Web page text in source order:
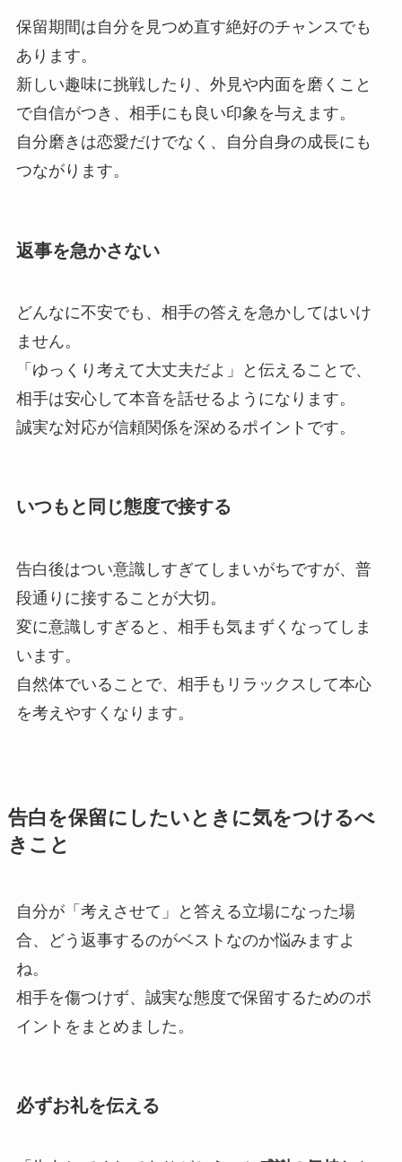
保留期間は自分を見つめ直す絶好のチャンスでも
あります。
新しい趣味に挑戦したり、外見や内面を磨くこと
で自信がつき、相手にも良い印象を与えます。
自分磨きは恋愛だけでなく、自分自身の成長にも
つながります。
返事を急かさない
どんなに不安でも、相手の答えを急かしてはいけ
ません。
「ゆっくり考えて大丈夫だよ」と伝えることで、
相手は安心して本音を話せるようになります。
誠実な対応が信頼関係を深めるポイントです。
いつもと同じ態度で接する
告白後はつい意識しすぎてしまいがちですが、普
段通りに接することが大切。
変に意識しすぎると、相手も気まずくなってしま
います。
自然体でいることで、相手もリラックスして本心
を考えやすくなります。
告白を保留にしたいときに気をつけるべ
きこと
自分が「考えさせて」と答える立場になった場
合、どう返事するのがベストなのか悩みますよ
ね。
相手を傷つけず、誠実な態度で保留するためのポ
イントをまとめました。
必ずお礼を伝える